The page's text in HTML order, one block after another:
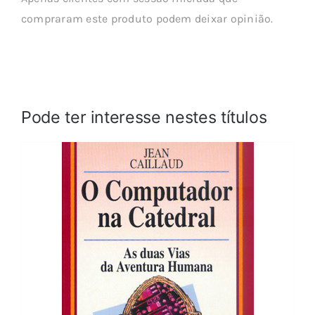
compraram este produto podem deixar opinião.
Pode ter interesse nestes títulos